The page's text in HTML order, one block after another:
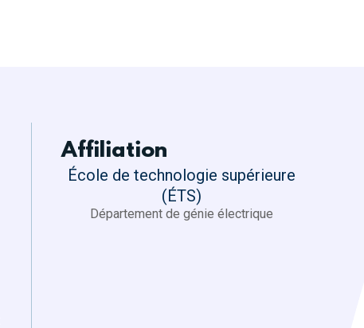
Affiliation
École de technologie supérieure
(ÉTS)
Département de génie électrique